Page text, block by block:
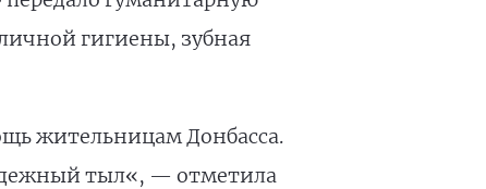
гигиены, зубная
жительницам Донбасса.
тыл«, — отметила